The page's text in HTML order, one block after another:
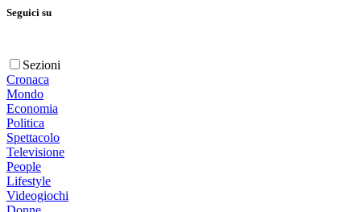
Seguici su
Sezioni
Cronaca
Mondo
Economia
Politica
Spettacolo
Televisione
People
Lifestyle
Videogiochi